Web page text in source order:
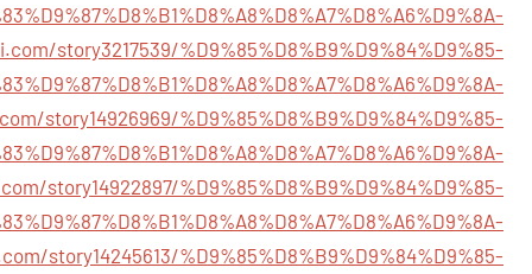
story3217539/%D9%85%D8%B9%D9%84%D9%85-
story14926969/%D9%85%D8%B9%D9%84%D9%85-
story14922897/%D9%85%D8%B9%D9%84%D9%85-
story14245613/%D9%85%D8%B9%D9%84%D9%85-